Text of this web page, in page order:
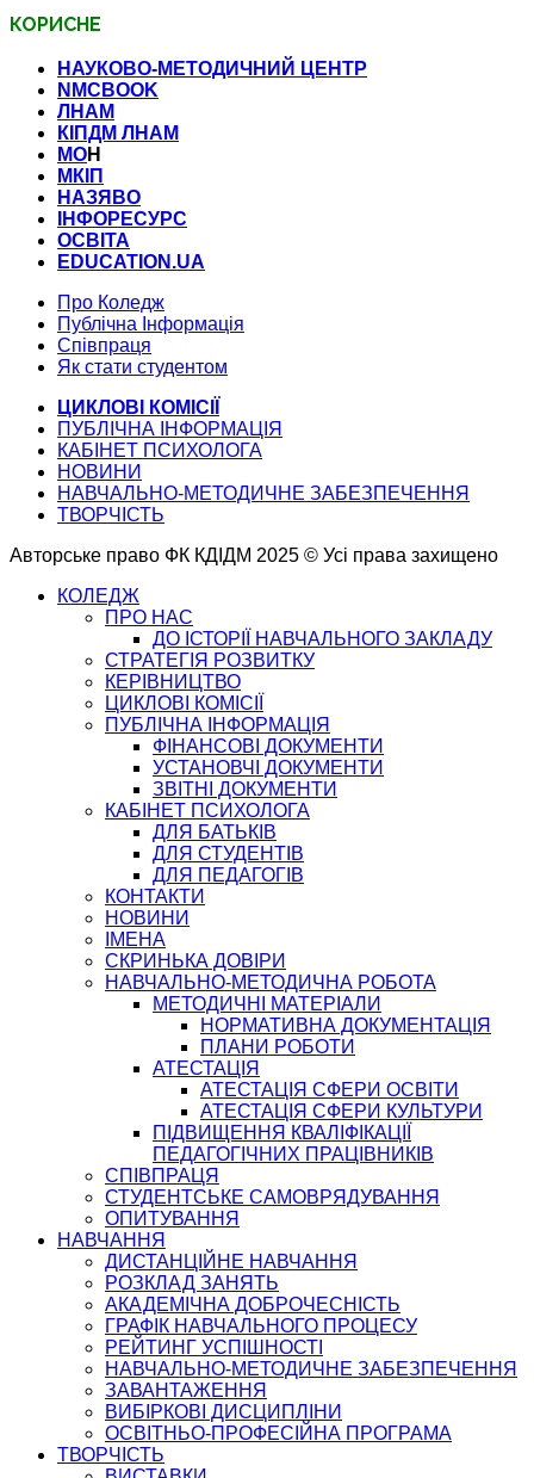
КОРИСНЕ
НАУКОВО-МЕТОДИЧНИЙ ЦЕНТР
NMCBOOK
ЛНАМ
КІПДМ ЛНАМ
МОН
МКІП
НАЗЯВО
ІНФОРЕСУРС
ОСВІТА
EDUCATION.UA
Про Коледж
Публічна Інформація
Співпраця
Як стати студентом
ЦИКЛОВІ КОМІСІЇ
ПУБЛІЧНА ІНФОРМАЦІЯ
КАБІНЕТ ПСИХОЛОГА
НОВИНИ
НАВЧАЛЬНО-МЕТОДИЧНЕ ЗАБЕЗПЕЧЕННЯ
ТВОРЧІСТЬ
Авторське право ФК КДІДМ 2025 © Усі права захищено
КОЛЕДЖ
ПРО НАС
ДО ІСТОРІЇ НАВЧАЛЬНОГО ЗАКЛАДУ
СТРАТЕГІЯ РОЗВИТКУ
КЕРІВНИЦТВО
ЦИКЛОВІ КОМІСІЇ
ПУБЛІЧНА ІНФОРМАЦІЯ
ФІНАНСОВІ ДОКУМЕНТИ
УСТАНОВЧІ ДОКУМЕНТИ
ЗВІТНІ ДОКУМЕНТИ
КАБІНЕТ ПСИХОЛОГА
ДЛЯ БАТЬКІВ
ДЛЯ СТУДЕНТІВ
ДЛЯ ПЕДАГОГІВ
КОНТАКТИ
НОВИНИ
ІМЕНА
СКРИНЬКА ДОВІРИ
НАВЧАЛЬНО-МЕТОДИЧНА РОБОТА
МЕТОДИЧНІ МАТЕРІАЛИ
НОРМАТИВНА ДОКУМЕНТАЦІЯ
ПЛАНИ РОБОТИ
АТЕСТАЦІЯ
АТЕСТАЦІЯ СФЕРИ ОСВІТИ
АТЕСТАЦІЯ СФЕРИ КУЛЬТУРИ
ПІДВИЩЕННЯ КВАЛІФІКАЦІЇ
ПЕДАГОГІЧНИХ ПРАЦІВНИКІВ
СПІВПРАЦЯ
СТУДЕНТСЬКЕ САМОВРЯДУВАННЯ
ОПИТУВАННЯ
НАВЧАННЯ
ДИСТАНЦІЙНЕ НАВЧАННЯ
РОЗКЛАД ЗАНЯТЬ
АКАДЕМІЧНА ДОБРОЧЕСНІСТЬ
ГРАФІК НАВЧАЛЬНОГО ПРОЦЕСУ
РЕЙТИНГ УСПІШНОСТІ
НАВЧАЛЬНО-МЕТОДИЧНЕ ЗАБЕЗПЕЧЕННЯ
ЗАВАНТАЖЕННЯ
ВИБІРКОВІ ДИСЦИПЛІНИ
ОСВІТНЬО-ПРОФЕСІЙНА ПРОГРАМА
ТВОРЧІСТЬ